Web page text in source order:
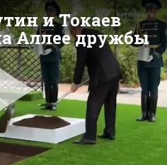
и Токаев
Аллее дружбы